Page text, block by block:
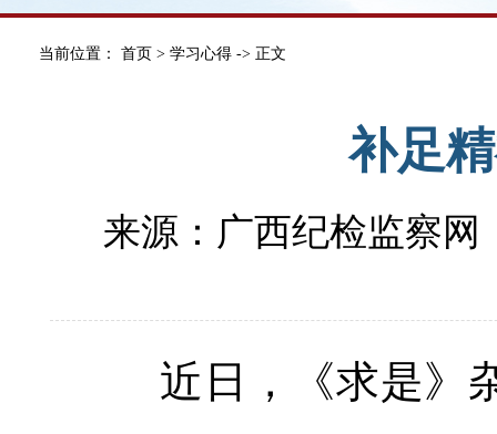
当前位置： 首页 > 学习心得 -> 正文
补足
来源：广西纪检监察网
近日，《求是》杂